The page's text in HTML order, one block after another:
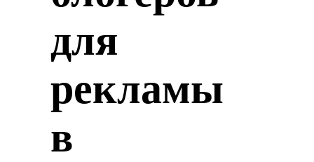
для
рекламы
в